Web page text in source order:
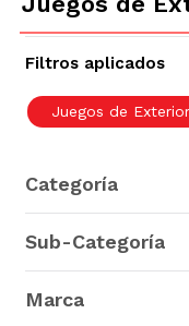
Juegos de Exterior
Categoría
Juguetes Infantiles
Juegos de Interior
Sub-Categoría
Marca